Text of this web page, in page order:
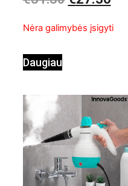
iš
Nėra galimybės įsigyti
Daugiau